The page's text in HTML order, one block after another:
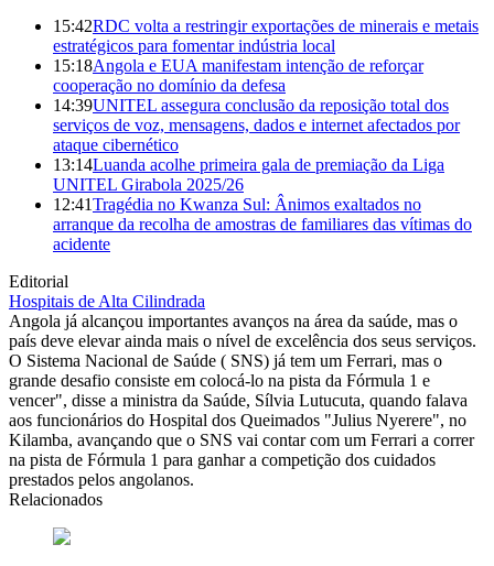
15:42RDC volta a restringir exportações de minerais e metais
estratégicos para fomentar indústria local
15:18Angola e EUA manifestam intenção de reforçar
cooperação no domínio da defesa
14:39UNITEL assegura conclusão da reposição total dos
serviços de voz, mensagens, dados e internet afectados por
ataque cibernético
13:14Luanda acolhe primeira gala de premiação da Liga
UNITEL Girabola 2025/26
12:41Tragédia no Kwanza Sul: Ânimos exaltados no
arranque da recolha de amostras de familiares das vítimas do
acidente
Editorial
Hospitais de Alta Cilindrada
Angola já alcançou importantes avanços na área da saúde, mas o
país deve elevar ainda mais o nível de excelência dos seus serviços.
O Sistema Nacional de Saúde ( SNS) já tem um Ferrari, mas o
grande desafio consiste em colocá-lo na pista da Fórmula 1 e
vencer", disse a ministra da Saúde, Sílvia Lutucuta, quando falava
aos funcionários do Hospital dos Queimados "Julius Nyerere", no
Kilamba, avançando que o SNS vai contar com um Ferrari a correr
na pista de Fórmula 1 para ganhar a competição dos cuidados
prestados pelos angolanos.
Relacionados